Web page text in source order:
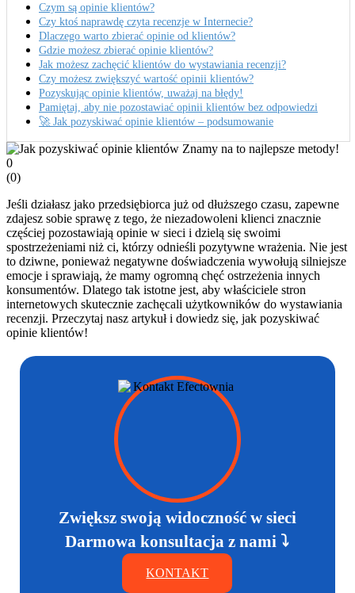
0
(0)
Jeśli działasz jako przedsiębiorca już od dłuższego czasu, zapewne
zdajesz sobie sprawę z tego, że niezadowoleni klienci znacznie
częściej pozostawiają opinie w sieci i dzielą się swoimi
spostrzeżeniami niż ci, którzy odnieśli pozytywne wrażenia. Nie jest
to dziwne, ponieważ negatywne doświadczenia wywołują silniejsze
emocje i sprawiają, że mamy ogromną chęć ostrzeżenia innych
konsumentów. Dlatego tak istotne jest, aby właściciele stron
internetowych skutecznie zachęcali użytkowników do wystawiania
recenzji. Przeczytaj nasz artykuł i dowiedz się, jak pozyskiwać
opinie klientów!
Zwiększ swoją widoczność w sieci
Darmowa konsultacja z nami ⤵
KONTAKT
Czym są opinie klientów?
Czy ktoś naprawdę czyta recenzje w Internecie?
Dlaczego warto zbierać opinie od klientów?
Gdzie możesz zbierać opinie klientów?
Jak możesz zachęcić klientów do wystawiania recenzji?
Czy możesz zwiększyć wartość opinii klientów?
Pozyskując opinie klientów, uważaj na błędy!
Pamiętaj, aby nie pozostawiać opinii klientów bez odpowiedzi
🚀 Jak pozyskiwać opinie klientów – podsumowanie